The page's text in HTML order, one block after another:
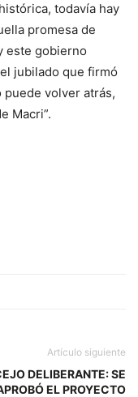
todavía hay
promesa de
este gobierno
jubilado que firmó
puede volver atrás,
Macri”.
Artículo siguiente
DELIBERANTE: SE
EL PROYECTO